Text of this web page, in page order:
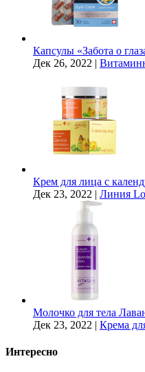
Капсулы «Забота о
Дек 26, 2022 |
Крем для лица с
Дек 23, 2022 | Линия
Молочко для тела
Дек 23, 2022 | Крема
Интересно